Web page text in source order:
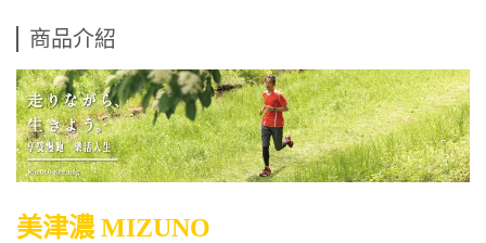
商品介紹
美津濃 MIZUNO